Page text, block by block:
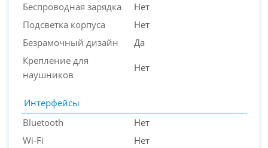
Беспроводная зарядка
Нет
Подсветка корпуса
Нет
Безрамочный дизайн
Да
Крепление для
наушников
Нет
Интерфейсы
Bluetooth
Нет
Wi-Fi
Нет